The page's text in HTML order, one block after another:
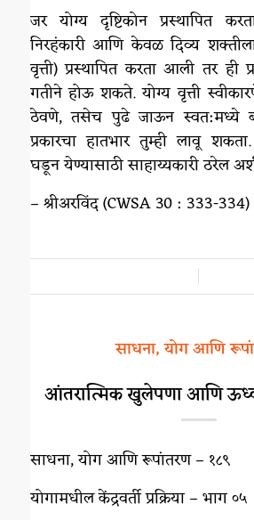
जर योग्य दृष्टिकोन प्रस्थापित
निरहंकारी आणि केवळ दिव्य
वृत्ती) प्रस्थापित करता आली तर ही
गतीने होऊ शकते. योग्य वृत्ती
ठेवणे, तसेच पुढे जाऊन स्वत:मध्ये
प्रकारचा हातभार तुम्ही लावू
घडून येण्यासाठी साहाय्यकारी ठरेल
– श्रीअरविंद (CWSA 30 : 333-334)
साधना, योग आणि
आंतरात्मिक खुलेपणा आणि
साधना, योग आणि रूपांतरण – १८९
योगामधील केंद्रवर्ती प्रक्रिया – भाग ०५